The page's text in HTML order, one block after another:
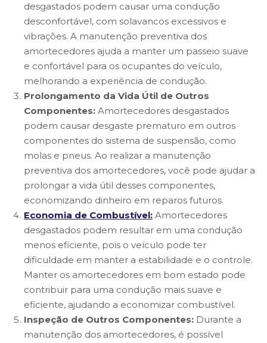
desgastados podem causar uma condução
desconfortável, com solavancos excessivos e
vibrações. A manutenção preventiva dos
amortecedores ajuda a manter um passeio suave
e confortável para os ocupantes do veículo,
melhorando a experiência de condução.
Prolongamento da Vida Útil de Outros
Componentes: Amortecedores desgastados
podem causar desgaste prematuro em outros
componentes do sistema de suspensão, como
molas e pneus. Ao realizar a manutenção
preventiva dos amortecedores, você pode ajudar a
prolongar a vida útil desses componentes,
economizando dinheiro em reparos futuros.
Economia de Combustível: Amortecedores
desgastados podem resultar em uma condução
menos eficiente, pois o veículo pode ter
dificuldade em manter a estabilidade e o controle.
Manter os amortecedores em bom estado pode
contribuir para uma condução mais suave e
eficiente, ajudando a economizar combustível.
Inspeção de Outros Componentes: Durante a
manutenção dos amortecedores, é possível